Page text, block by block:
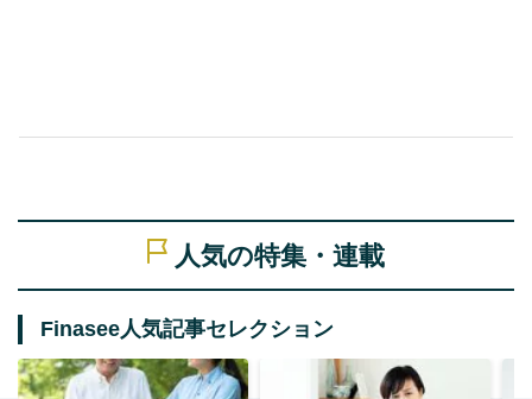
人気の特集・連載
Finasee人気記事セレクション